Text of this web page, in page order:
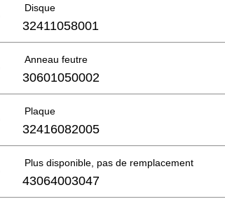
Disque
32411058001
Anneau feutre
30601050002
Plaque
32416082005
Plus disponible, pas de remplacement
43064003047